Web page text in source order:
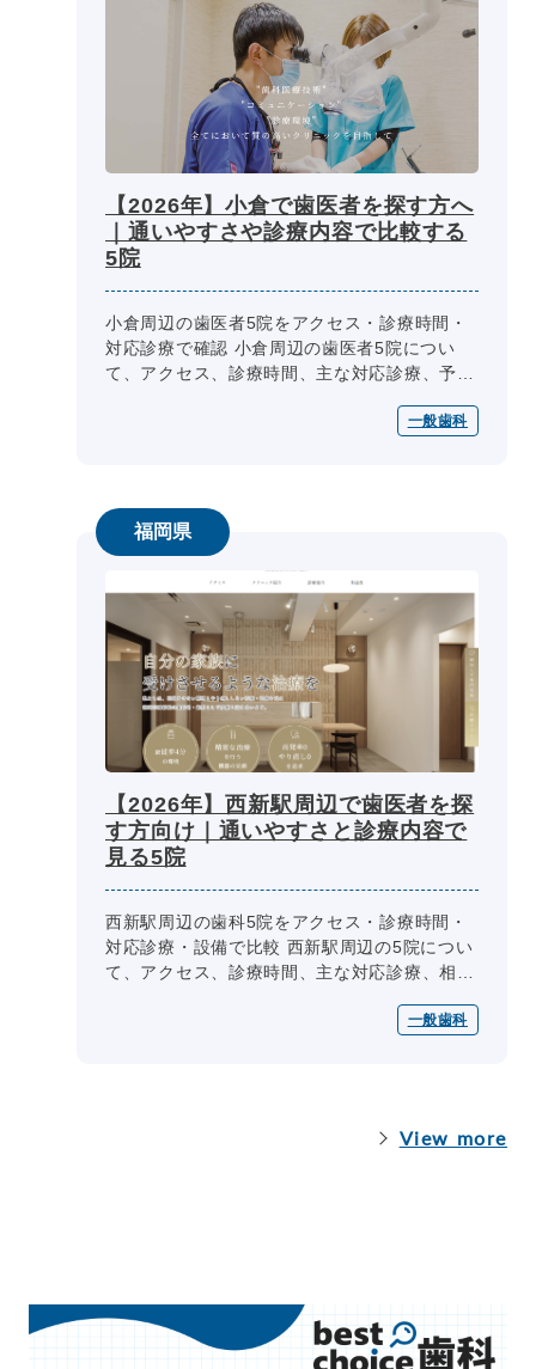
【2026年】小倉で歯医者を探す方へ
｜通いやすさや診療内容で比較する
5院
小倉周辺の歯医者5院をアクセス・診療時間・
対応診療で確認 小倉周辺の歯医者5院につい
て、アクセス、診療時間、主な対応診療、予
理しています。通院方法や相談内容に...一般歯科
福岡県
【2026年】西新駅周辺で歯医者を探
す方向け｜通いやすさと診療内容で
見る5院
西新駅周辺の歯科5院をアクセス・診療時間・
対応診療・設備で比較 西新駅周辺の5院につい
て、アクセス、診療時間、主な対応診療、相
一般歯科
View more